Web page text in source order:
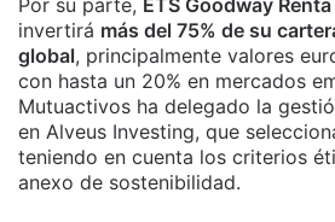
invertirá más del 75% de su
global, principalmente valores
con hasta un 20% en mercados
Mutuactivos ha delegado la
en Alveus Investing, que
teniendo en cuenta los criterios
anexo de sostenibilidad.